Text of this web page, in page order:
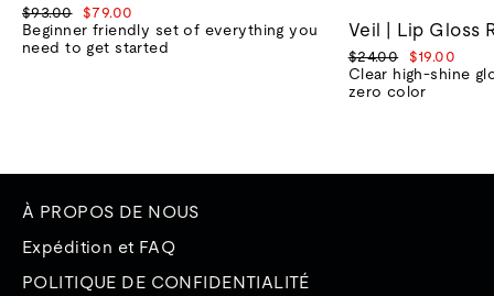
Prix
normal
$93.00
Prix
de
vente
$79.00
Beginner friendly set of everything you
need to get started
Veil | Lip Gloss
Prix
normal
$24.00
Prix
de
vente
$19.00
Clear high-shine
zero color
À PROPOS DE NOUS
Expédition et FAQ
POLITIQUE DE CONFIDENTIALITÉ